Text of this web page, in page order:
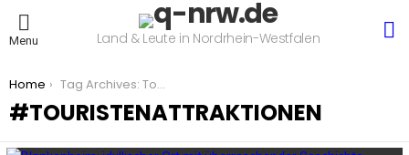
Menu Land & Leute in Nordrhein-Westfalen
You are here:
Home Tag Archives: Touristenattraktionen
TOURISTENATTRAKTIONEN